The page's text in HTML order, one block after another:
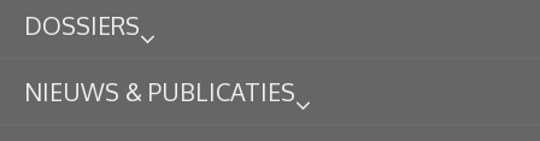
DOSSIERS
NIEUWS & PUBLICATIES